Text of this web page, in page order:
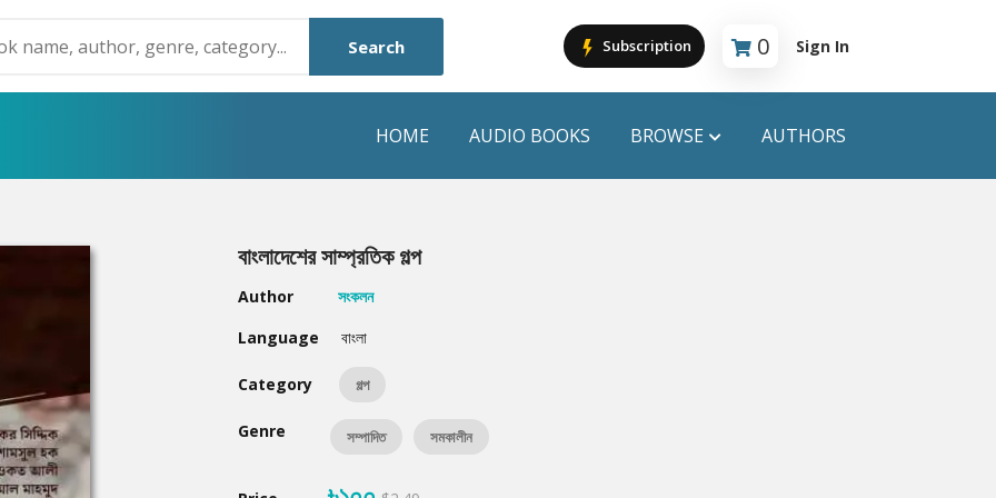
Search Subscription 0
Cart is empty
Sign In
HOME AUDIO BOOKS BROWSE
Humayun Ahmed
Mouri Morium
AUTHORS
বাংলাদেশের সাম্প্রতিক গল্প
Author
সংকলন
Language
বাংলা
Category গল্প
Genre সম্পাদিত সমকালীন